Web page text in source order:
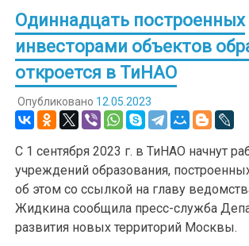
Одиннадцать построенных
инвесторами объектов
откроется в ТиНАО
Опубликовано 12.05.2023
С 1 сентября 2023 г. в ТиНАО начнут
учреждений образования,
об этом со ссылкой на главу
Жидкина сообщила пресс-служба
развития новых территорий Москвы.